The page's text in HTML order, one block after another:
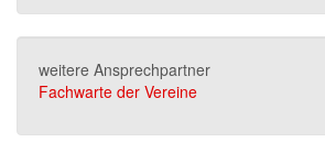
weitere Ansprechpartner
Fachwarte der Vereine